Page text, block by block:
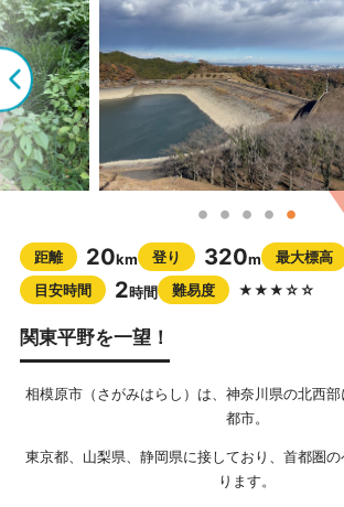
距離 20km 登り 320m 最大標高
目安時間
2時間 難易度 ★★★☆☆
関東平野を一望！
相模原市（さがみはらし）は、神奈川県の北西
都市。
東京都、山梨県、静岡県に接しており、首都圏
ります。